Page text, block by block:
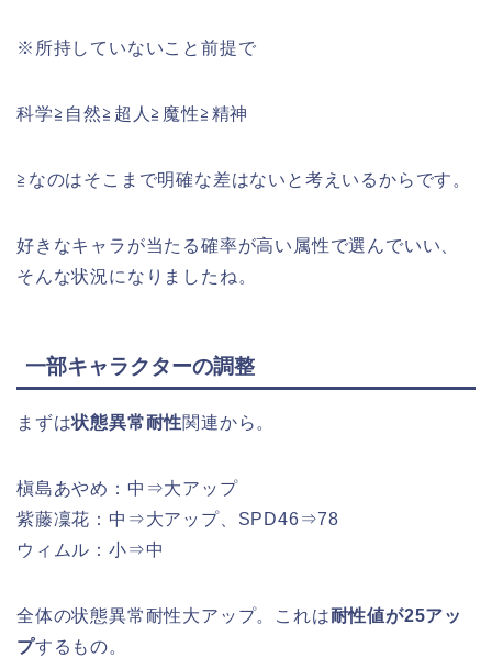
※所持していないこと前提で
科学≧自然≧超人≧魔性≧精神
≧なのはそこまで明確な差はないと考えいるからです。
好きなキャラが当たる確率が高い属性で選んでいい、
そんな状況になりましたね。
一部キャラクターの調整
まずは状態異常耐性関連から。
槇島あやめ：中⇒大アップ
紫藤凜花：中⇒大アップ、SPD46⇒78
ウィムル：小⇒中
全体の状態異常耐性大アップ。これは耐性値が25アッ
プするもの。